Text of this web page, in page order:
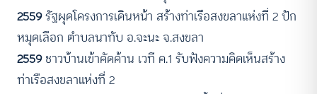
2559รัฐผุดโครงการเดินหน้า สร้างท่าเรือสงขลาแห่งที่ 2 ปัก
หมุดเลือก ตำบลนาทับ อ.จะนะ จ.สงขลา
2559ชาวบ้านเข้าคัดค้าน เวที ค.1 รับฟังความคิดเห็นสร้าง
ท่าเรือสงขลาแห่งที่ 2